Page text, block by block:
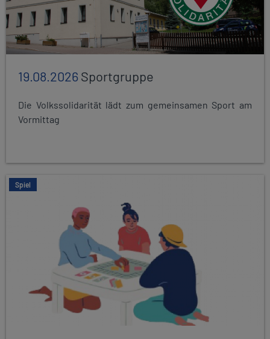
19.08.2026Sportgruppe
Die Volkssolidarität lädt zum gemeinsamen Sport am
Vormittag
Spiel